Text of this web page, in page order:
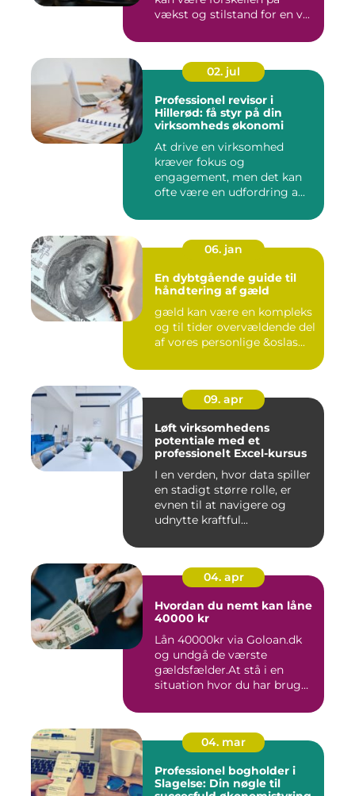
vækst og stilstand for en v...
02. jul
Professionel revisor i
Hillerød: få styr på din
virksomheds økonomi
At drive en virksomhed
kræver fokus og
engagement, men det kan
ofte være en udfordring a...
06. jan
En dybtgående guide til
håndtering af gæld
gæld kan være en kompleks
og til tider overvældende del
af vores personlige &oslas...
09. apr
Løft virksomhedens
potentiale med et
professionelt Excel-kursus
I en verden, hvor data spiller
en stadigt større rolle, er
evnen til at navigere og
udnytte kraftful...
04. apr
Hvordan du nemt kan låne
40000 kr
Lån 40000kr via Goloan.dk
og undgå de værste
gældsfælder.At stå i en
situation hvor du har brug
04. mar
Professionel bogholder i
Slagelse: Din nøgle til